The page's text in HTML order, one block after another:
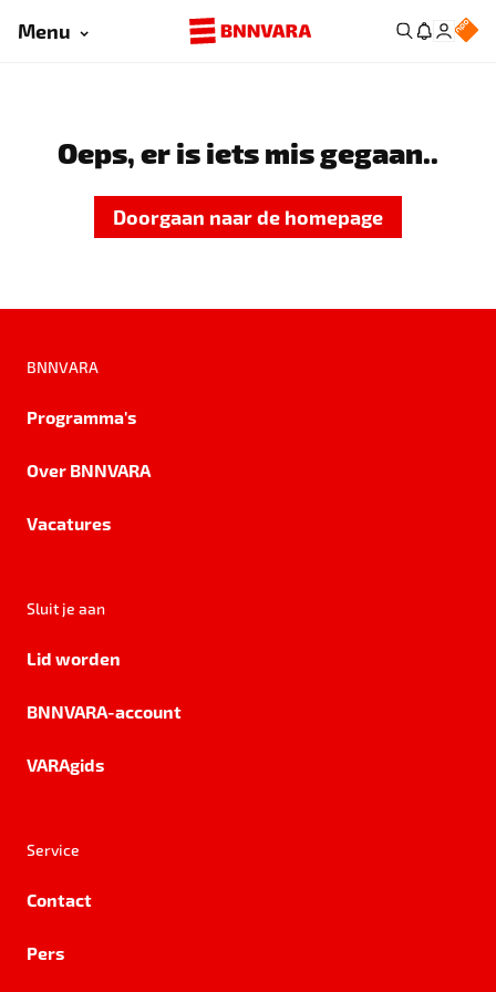
Menu
Oeps, er is iets mis gegaan..
Doorgaan naar de homepage
BNNVARA
Programma's
Over BNNVARA
Vacatures
Sluit je aan
Lid worden
BNNVARA-account
VARAgids
Service
Contact
Pers